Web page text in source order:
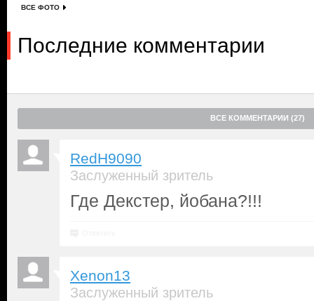
ВСЕ ФОТО
Последние комментарии
ВСЕ КОММЕНТАРИИ (27)
RedH9090
Заслуженный зритель
Где Декстер, йобана?!!!
Xenon13
Заслуженный зритель